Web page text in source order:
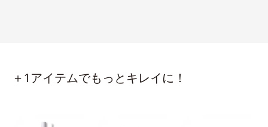
＋1アイテムでもっとキレイに！